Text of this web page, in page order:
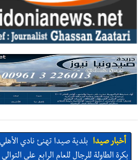
أخبار صيدا بلدية صيدا تهنئ نادي
بكرة الطاولة للرجال للعام الرابع على التوالي